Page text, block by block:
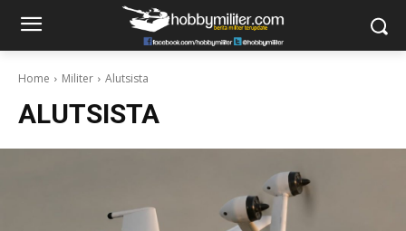
Home Militer Alutsista
ALUTSISTA